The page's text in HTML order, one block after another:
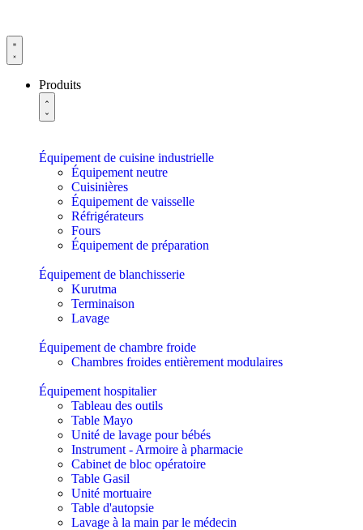
Produits
Équipement de cuisine industrielle
Équipement neutre
Cuisinières
Équipement de vaisselle
Réfrigérateurs
Fours
Équipement de préparation
Équipement de blanchisserie
Kurutma
Terminaison
Lavage
Équipement de chambre froide
Chambres froides entièrement modulaires
Équipement hospitalier
Tableau des outils
Table Mayo
Unité de lavage pour bébés
Instrument - Armoire à pharmacie
Cabinet de bloc opératoire
Table Gasil
Unité mortuaire
Table d'autopsie
Lavage à la main par le médecin